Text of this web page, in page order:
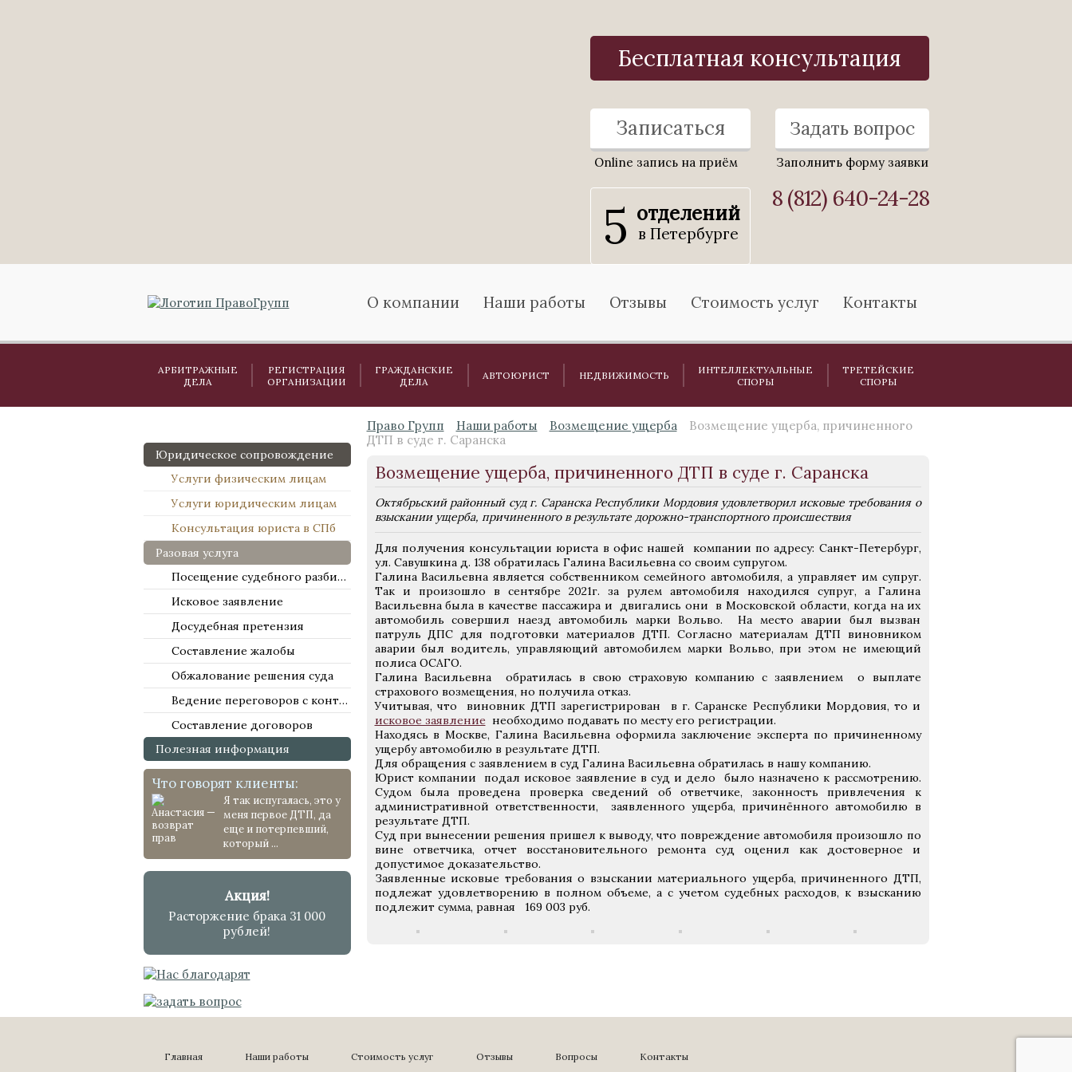
Бесплатная консультация
Записаться
Online запись на приём
Задать вопрос
Заполнить форму заявки
5 отделений
в Петербурге
8 (812) 640-24-28
О компании Наши работы Отзывы Стоимость услуг Контакты
АРБИТРАЖНЫЕ
ДЕЛА
РЕГИСТРАЦИЯ
ОРГАНИЗАЦИИ
ГРАЖДАНСКИЕ
ДЕЛА
АВТОЮРИСТ НЕДВИЖИМОСТЬ
ИНТЕЛЛЕКТУАЛЬНЫЕ
СПОРЫ
ТРЕТЕЙСКИЕ
СПОРЫ
Юридическое сопровождение
Услуги физическим лицам
Услуги юридическим лицам
Консультация юриста в СПб
Разовая услуга
Посещение судебного разбирательства
Исковое заявление
Досудебная претензия
Составление жалобы
Обжалование решения суда
Ведение переговоров с контрагентами
Составление договоров
Полезная информация
Что говорят клиенты:
Я так испугалась, это у
меня первое ДТП, да
еще и потерпевший,
который ...
Акция!
Расторжение брака 31 000
рублей!
Право Групп Наши работы Возмещение ущерба
Возмещение ущерба, причиненного
ДТП в суде г. Саранска
Возмещение ущерба, причиненного ДТП в суде г. Саранска
Октябрьский районный суд г. Саранска Республики Мордовия удовлетворил исковые требования о
взыскании ущерба, причиненного в результате дорожно-транспортного происшествия
Для получения консультации юриста в офис нашей компании по адресу: Санкт-Петербург,
ул. Савушкина д. 138 обратилась Галина Васильевна со своим супругом.
Галина Васильевна является собственником семейного автомобиля, а управляет им супруг.
Так и произошло в сентябре 2021г. за рулем автомобиля находился супруг, а Галина
Васильевна была в качестве пассажира и двигались они в Московской области, когда на их
автомобиль совершил наезд автомобиль марки Вольво. На место аварии был вызван
патруль ДПС для подготовки материалов ДТП. Согласно материалам ДТП виновником
аварии был водитель, управляющий автомобилем марки Вольво, при этом не имеющий
полиса ОСАГО.
Галина Васильевна обратилась в свою страховую компанию с заявлением о выплате
страхового возмещения, но получила отказ.
Учитывая, что виновник ДТП зарегистрирован в г. Саранске Республики Мордовия, то и
исковое заявление необходимо подавать по месту его регистрации.
Находясь в Москве, Галина Васильевна оформила заключение эксперта по причиненному
ущербу автомобилю в результате ДТП.
Для обращения с заявлением в суд Галина Васильевна обратилась в нашу компанию.
Юрист компании подал исковое заявление в суд и дело было назначено к рассмотрению.
Судом была проведена проверка сведений об ответчике, законность привлечения к
административной ответственности, заявленного ущерба, причинённого автомобилю в
результате ДТП.
Суд при вынесении решения пришел к выводу, что повреждение автомобиля произошло по
вине ответчика, отчет восстановительного ремонта суд оценил как достоверное и
допустимое доказательство.
Заявленные исковые требования о взыскании материального ущерба, причиненного ДТП,
подлежат удовлетворению в полном объеме, а с учетом судебных расходов, к взысканию
подлежит сумма, равная 169 003 руб.
Главная Наши работы Стоимость услуг Отзывы Вопросы Контакты